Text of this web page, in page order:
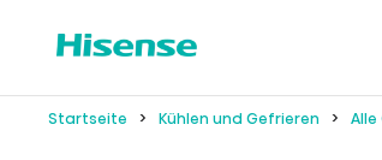
Startseite Kühlen und Gefrieren